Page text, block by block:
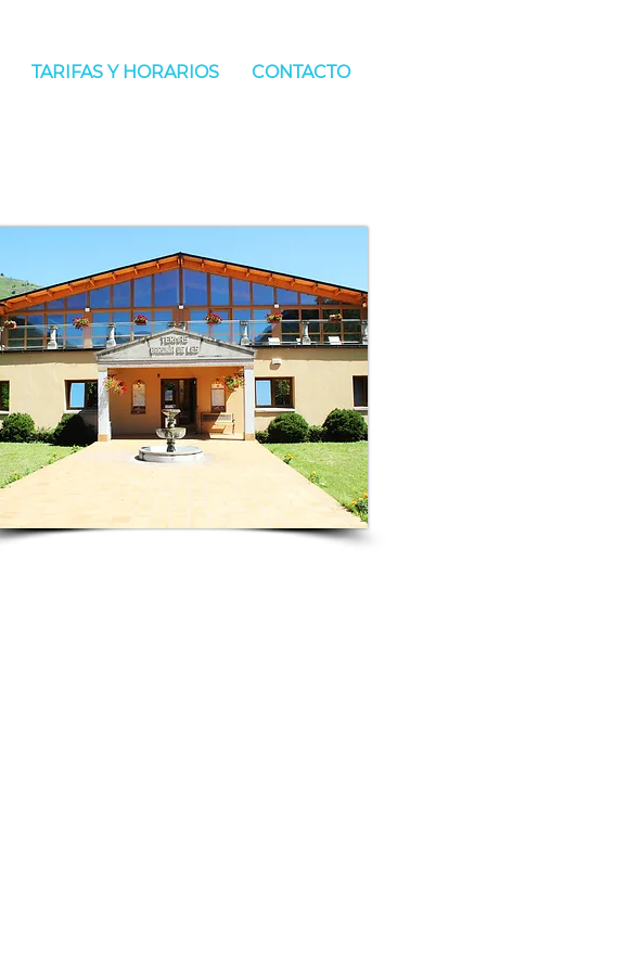
TARIFAS Y HORARIOS CONTACTO